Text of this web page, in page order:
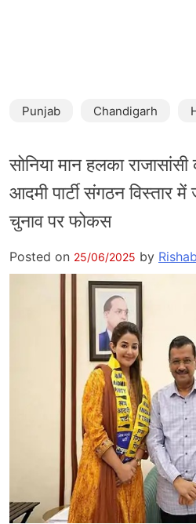
Punjab Chandigarh
सोनिया मान हलका
आदमी पार्टी संगठन विस्तार
चुनाव पर फोकस
Posted on 25/06/2025 by